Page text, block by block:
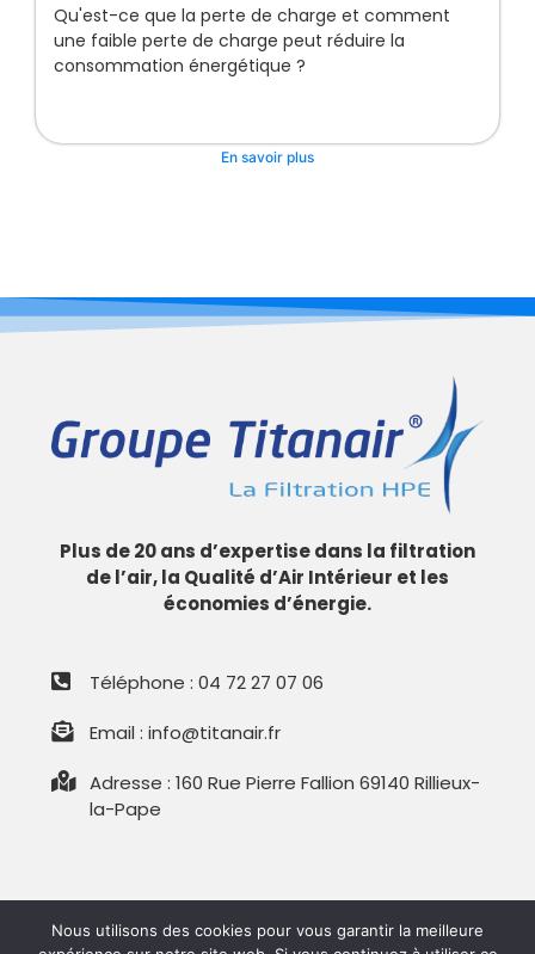
Qu'est-ce que la perte de charge et comment
une faible perte de charge peut réduire la
consommation énergétique ?
En savoir plus
Plus de 20 ans d’expertise dans la filtration
de l’air, la Qualité d’Air Intérieur et les
économies d’énergie.
Téléphone : 04 72 27 07 06
Email : info@titanair.fr
Adresse : 160 Rue Pierre Fallion 69140 Rillieux-
la-Pape
© Groupe Titanair – Tous droits réservés –Mentions légales
Nous utilisons des cookies pour vous garantir la meilleure